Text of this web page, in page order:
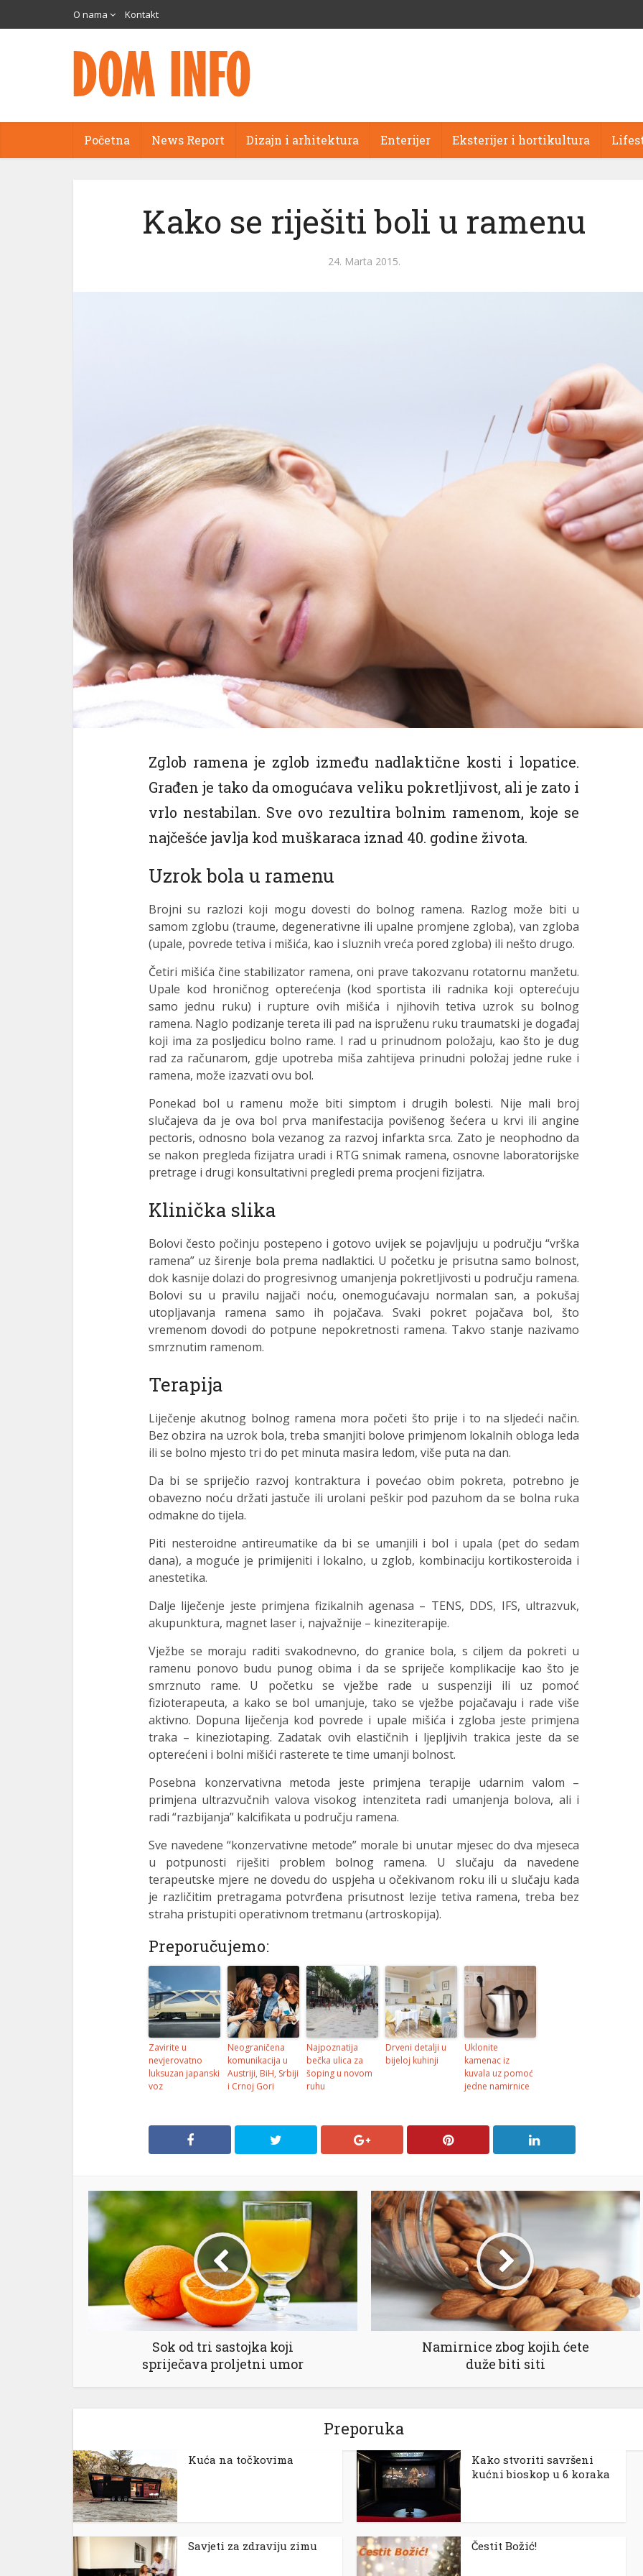
O nama Kontakt
Početna News Report Dizajn i arhitektura Enterijer Eksterijer i hortikultura
Kako se riješiti boli u ramenu
24. Marta 2015.
Zglob ramena je zglob između nadlaktične kosti i lopatice.
Građen je tako da omogućava veliku pokretljivost, ali je zato i
vrlo nestabilan. Sve ovo rezultira bolnim ramenom, koje se
najčešće javlja kod muškaraca iznad 40. godine života.
Uzrok bola u ramenu
Brojni su razlozi koji mogu dovesti do bolnog ramena. Razlog može biti u
samom zglobu (traume, degenerativne ili upalne promjene zgloba), van zgloba
(upale, povrede tetiva i mišića, kao i sluznih vreća pored zgloba) ili nešto drugo.
Četiri mišića čine stabilizator ramena, oni prave takozvanu rotatornu manžetu.
Upale kod hroničnog opterećenja (kod sportista ili radnika koji opterećuju
samo jednu ruku) i rupture ovih mišića i njihovih tetiva uzrok su bolnog
ramena. Naglo podizanje tereta ili pad na ispruženu ruku traumatski je događaj
koji ima za posljedicu bolno rame. I rad u prinudnom položaju, kao što je dug
rad za računarom, gdje upotreba miša zahtijeva prinudni položaj jedne ruke i
ramena, može izazvati ovu bol.
Ponekad bol u ramenu može biti simptom i drugih bolesti. Nije mali broj
slučajeva da je ova bol prva manifestacija povišenog šećera u krvi ili angine
pectoris, odnosno bola vezanog za razvoj infarkta srca. Zato je neophodno da
se nakon pregleda fizijatra uradi i RTG snimak ramena, osnovne laboratorijske
pretrage i drugi konsultativni pregledi prema procjeni fizijatra.
Klinička slika
Bolovi često počinju postepeno i gotovo uvijek se pojavljuju u području “vrška
ramena” uz širenje bola prema nadlaktici. U početku je prisutna samo bolnost,
dok kasnije dolazi do progresivnog umanjenja pokretljivosti u području ramena.
Bolovi su u pravilu najjači noću, onemogućavaju normalan san, a pokušaj
utopljavanja ramena samo ih pojačava. Svaki pokret pojačava bol, što
vremenom dovodi do potpune nepokretnosti ramena. Takvo stanje nazivamo
smrznutim ramenom.
Terapija
Liječenje akutnog bolnog ramena mora početi što prije i to na sljedeći način.
Bez obzira na uzrok bola, treba smanjiti bolove primjenom lokalnih obloga leda
ili se bolno mjesto tri do pet minuta masira ledom, više puta na dan.
Da bi se spriječio razvoj kontraktura i povećao obim pokreta, potrebno je
obavezno noću držati jastuče ili urolani peškir pod pazuhom da se bolna ruka
odmakne do tijela.
Piti nesteroidne antireumatike da bi se umanjili i bol i upala (pet do sedam
dana), a moguće je primijeniti i lokalno, u zglob, kombinaciju kortikosteroida i
anestetika.
Dalje liječenje jeste primjena fizikalnih agenasa – TENS, DDS, IFS, ultrazvuk,
akupunktura, magnet laser i, najvažnije – kineziterapije.
Vježbe se moraju raditi svakodnevno, do granice bola, s ciljem da pokreti u
ramenu ponovo budu punog obima i da se spriječe komplikacije kao što je
smrznuto rame. U početku se vježbe rade u suspenziji ili uz pomoć
fizioterapeuta, a kako se bol umanjuje, tako se vježbe pojačavaju i rade više
aktivno. Dopuna liječenja kod povrede i upale mišića i zgloba jeste primjena
traka – kineziotaping. Zadatak ovih elastičnih i ljepljivih trakica jeste da se
opterećeni i bolni mišići rasterete te time umanji bolnost.
Posebna konzervativna metoda jeste primjena terapije udarnim valom –
primjena ultrazvučnih valova visokog intenziteta radi umanjenja bolova, ali i
radi “razbijanja” kalcifikata u području ramena.
Sve navedene “konzervativne metode” morale bi unutar mjesec do dva mjeseca
u potpunosti riješiti problem bolnog ramena. U slučaju da navedene
terapeutske mjere ne dovedu do uspjeha u očekivanom roku ili u slučaju kada
je različitim pretragama potvrđena prisutnost lezije tetiva ramena, treba bez
straha pristupiti operativnom tretmanu (artroskopija).
Preporučujemo:
Zavirite u
nevjerovatno
luksuzan japanski
voz
Neograničena
komunikacija u
Austriji, BiH, Srbiji
i Crnoj Gori
Najpoznatija
bečka ulica za
šoping u novom
ruhu
Drveni detalji u
bijeloj kuhinji
Uklonite
kamenac iz
kuvala uz pomoć
jedne namirnice
Sok od tri sastojka koji
spriječava proljetni umor
Namirnice zbog kojih ćete
duže biti siti
Preporuka
Kuća na točkovima
Kako stvoriti savršeni
kućni bioskop u 6 koraka
Savjeti za zdraviju zimu Čestit Božić!